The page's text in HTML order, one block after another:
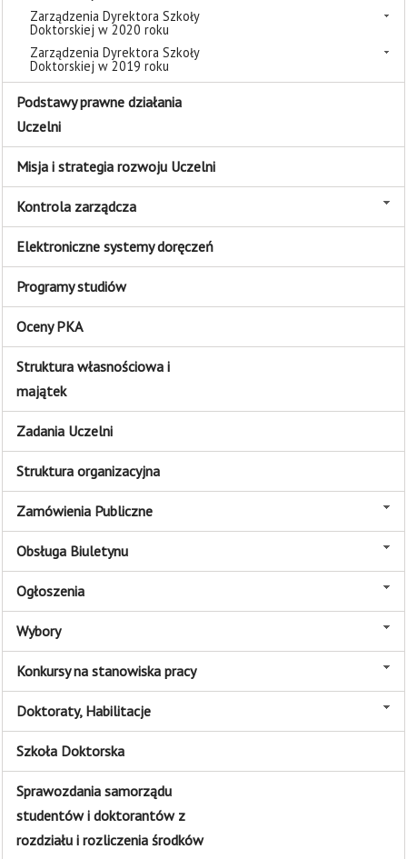
Zarządzenia Dyrektora Szkoły
Doktorskiej w 2020 roku
Zarządzenia Dyrektora Szkoły
Doktorskiej w 2019 roku
Podstawy prawne działania
Uczelni
Misja i strategia rozwoju Uczelni
Kontrola zarządcza
Elektroniczne systemy doręczeń
Programy studiów
Oceny PKA
Struktura własnościowa i
majątek
Zadania Uczelni
Struktura organizacyjna
Zamówienia Publiczne
Obsługa Biuletynu
Ogłoszenia
Wybory
Konkursy na stanowiska pracy
Doktoraty, Habilitacje
Szkoła Doktorska
Sprawozdania samorządu
studentów i doktorantów z
rozdziału i rozliczenia środków